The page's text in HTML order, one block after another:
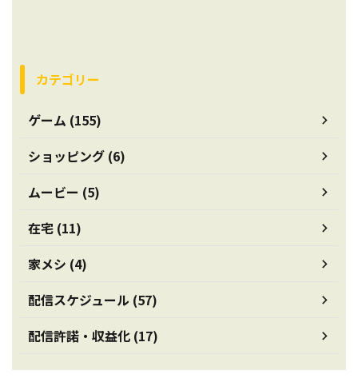
カテゴリー
ゲーム (155)
ショッピング (6)
ムービー (5)
在宅 (11)
家メシ (4)
配信スケジュール (57)
配信許諾・収益化 (17)